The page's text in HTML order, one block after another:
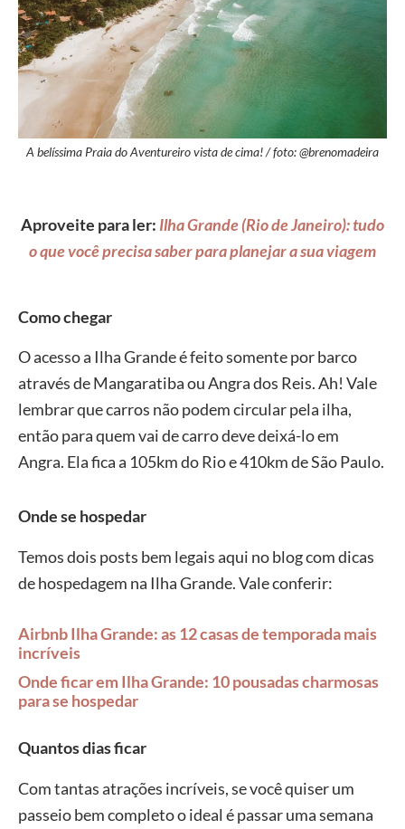
A belíssima Praia do Aventureiro vista de cima! / foto: @brenomadeira
Aproveite para ler: Ilha Grande (Rio de Janeiro): tudo
o que você precisa saber para planejar a sua viagem
Como chegar
O acesso a Ilha Grande é feito somente por barco
através de Mangaratiba ou Angra dos Reis. Ah! Vale
lembrar que carros não podem circular pela ilha,
então para quem vai de carro deve deixá-lo em
Angra. Ela fica a 105km do Rio e 410km de São Paulo.
Onde se hospedar
Temos dois posts bem legais aqui no blog com dicas
de hospedagem na Ilha Grande. Vale conferir:
Airbnb Ilha Grande: as 12 casas de temporada mais
incríveis
Onde ficar em Ilha Grande: 10 pousadas charmosas
para se hospedar
Quantos dias ficar
Com tantas atrações incríveis, se você quiser um
passeio bem completo o ideal é passar uma semana